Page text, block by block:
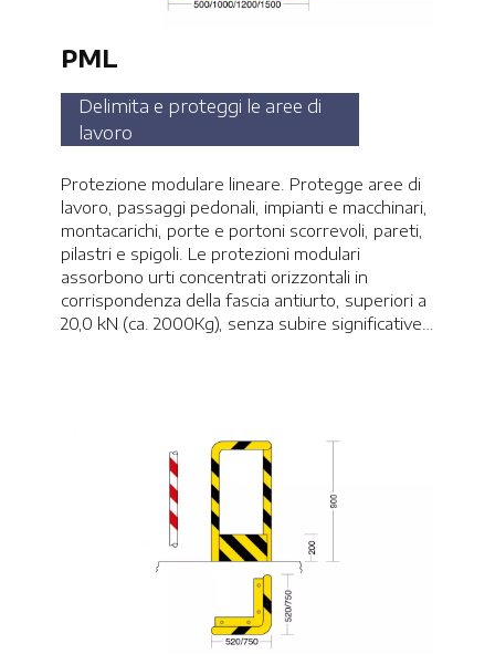
PML
Delimita e proteggi le aree di
lavoro
Protezione modulare lineare. Protegge aree di
lavoro, passaggi pedonali, impianti e macchinari,
montacarichi, porte e portoni scorrevoli, pareti,
pilastri e spigoli. Le protezioni modulari
assorbono urti concentrati orizzontali in
corrispondenza della fascia antiurto, superiori a
20,0 kN (ca. 2000Kg), senza subire significative